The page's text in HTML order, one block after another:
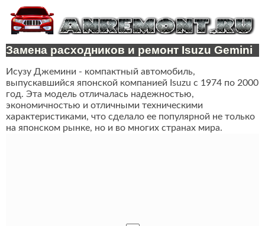
Замена расходников и ремонт Isuzu Gemini
Исузу Джемини - компактный автомобиль,
выпускавшийся японской компанией Isuzu с 1974 по 2000
год. Эта модель отличалась надежностью,
экономичностью и отличными техническими
характеристиками, что сделало ее популярной не только
на японском рынке, но и во многих странах мира.